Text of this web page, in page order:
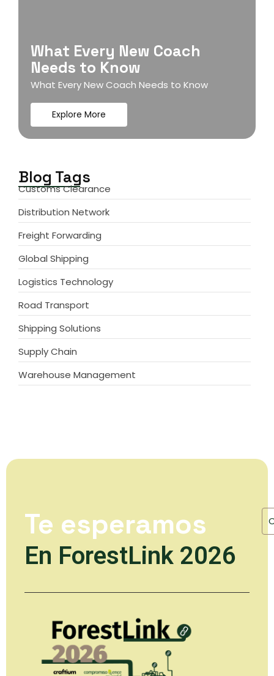
What Every New Coach
Needs to Know
What Every New Coach Needs to Know
Explore More
Blog Tags
Customs Clearance
Distribution Network
Freight Forwarding
Global Shipping
Logistics Technology
Road Transport
Shipping Solutions
Supply Chain
Warehouse Management
Te esperamos
En ForestLink 2026